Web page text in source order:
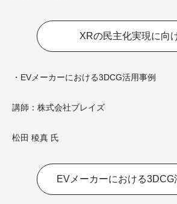
XRの民主化実現に向
・EVメーカーにおける3DCG活用事例
講師：株式会社ブレイズ
松田 稜真 氏
EVメーカーにおける3DCG